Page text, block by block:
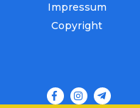
Impressum
Copyright